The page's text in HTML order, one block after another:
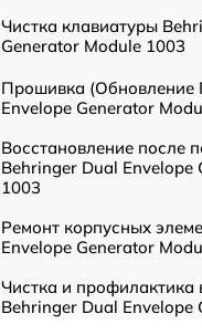
Чистка клавиатуры
Generator Module 1003
Прошивка (Обновление
Envelope Generator
Восстановление после
Behringer Dual Envelope
1003
Ремонт корпусных
Envelope Generator
Чистка и профилактика
Behringer Dual Envelope